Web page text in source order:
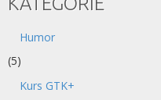
Humor
(5)
Kurs GTK+